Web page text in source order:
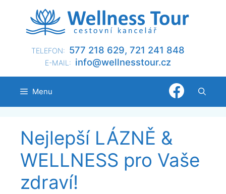
TELEFON: 577 218 629, 721 241 848
E-MAIL: zc.ru
otsse
nllew
@ofni
Menu
Nejlepší LÁZNĚ &
WELLNESS pro Vaše
zdraví!